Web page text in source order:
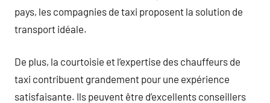
pays, les compagnies de taxi proposent la solution de
transport idéale.
De plus, la courtoisie et l’expertise des chauffeurs de
taxi contribuent grandement pour une expérience
satisfaisante. Ils peuvent être d’excellents conseillers